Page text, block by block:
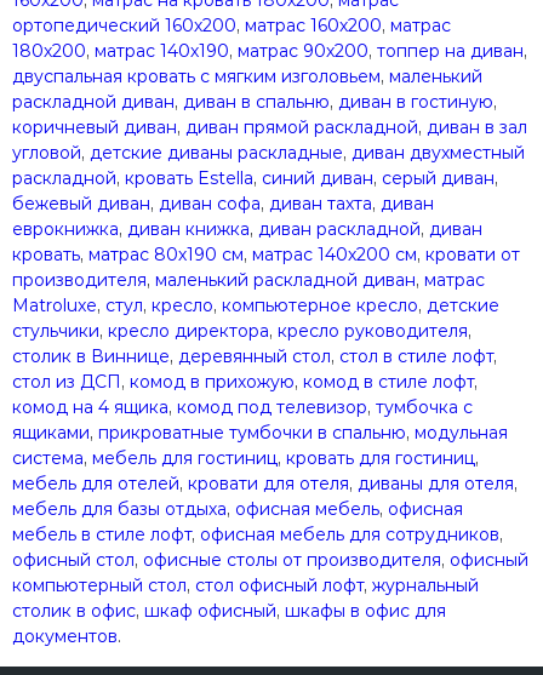
ортопедический 160х200, матрас 160х200, матрас
180х200, матрас 140х190, матрас 90х200, топпер на диван,
двуспальная кровать с мягким изголовьем, маленький
раскладной диван, диван в спальню, диван в гостиную,
коричневый диван, диван прямой раскладной, диван в зал
угловой, детские диваны раскладные, диван двухместный
раскладной, кровать Estella, синий диван, серый диван,
бежевый диван, диван софа, диван тахта, диван
еврокнижка, диван книжка, диван раскладной, диван
кровать, матрас 80х190 см, матрас 140х200 см, кровати от
производителя, маленький раскладной диван, матрас
Matroluxe, стул, кресло, компьютерное кресло, детские
стульчики, кресло директора, кресло руководителя,
столик в Виннице, деревянный стол, стол в стиле лофт,
стол из ДСП, комод в прихожую, комод в стиле лофт,
комод на 4 ящика, комод под телевизор, тумбочка с
ящиками, прикроватные тумбочки в спальню, модульная
система, мебель для гостиниц, кровать для гостиниц,
мебель для отелей, кровати для отеля, диваны для отеля,
мебель для базы отдыха, офисная мебель, офисная
мебель в стиле лофт, офисная мебель для сотрудников,
офисный стол, офисные столы от производителя, офисный
компьютерный стол, стол офисный лофт, журнальный
столик в офис, шкаф офисный, шкафы в офис для
документов.